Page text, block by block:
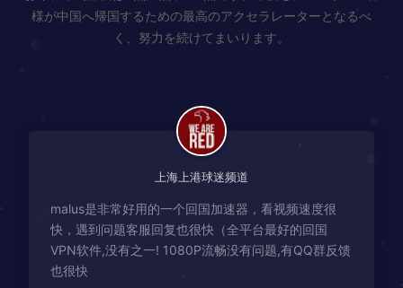
様が中国へ帰国するための最高のアクセラレーターとなるべ
く、努力を続けてまいります。
上海上港球迷频道
malus是非常好用的一个回国加速器，看视频速度很
快，遇到问题客服回复也很快（全平台最好的回国
VPN软件,没有之一! 1080P流畅没有问题,有QQ群反馈
也很快